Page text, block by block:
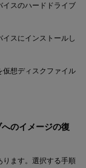
イスのハードドライブ
スにインストールし
仮想ディスクファイル
のイメージの復
ます。選択する手順